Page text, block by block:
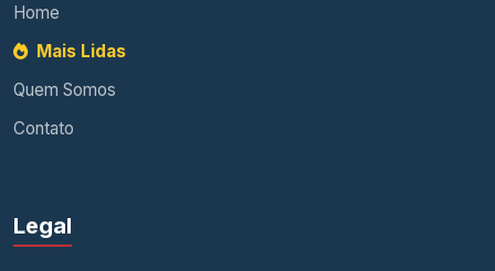
Home
Mais Lidas
Quem Somos
Contato
Legal